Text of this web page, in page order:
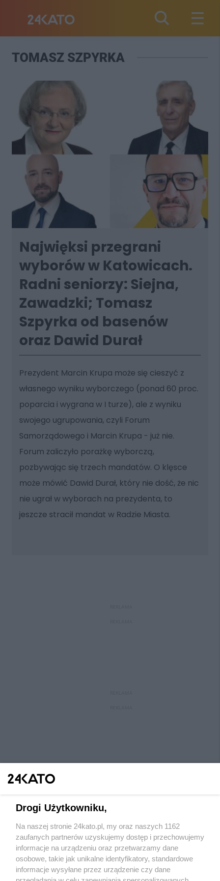
TOMASZ SZPYRKA
Najwięksi przegrani
wyborów w Katowicach.
Radni seniorzy: Siejna,
Zawadzki; Tomasz
Szpyrka od basenów
oraz Dawid Durał
Prezydent Marcin Krupa może się cieszyć z
własnego wyniku wyborczego (ponad 60 proc.
poparcia i wygrana w I turze), ale z wyniku
swojego ugrupowania, czyli Forum
Samorządowego i Marcin Krupa - już nie.
Forum zaliczyło porażkę wyborczą,
pozbywając się trzech mandatów. O klęsce
może mówić Dawid Durał, który nie dość, że nic
nie ugrał w wyborach na prezydenta, to
jeszcze stracił mandat w Radzie Miasta.
Wydawca mediów lokalnych
Drogi Użytkowniku,
Na naszej stronie 24kato.pl, my oraz naszych 1162
zaufanych partnerów uzyskujemy dostęp i przechowujemy
informacje na urządzeniu oraz przetwarzamy dane
osobowe, takie jak unikalne identyfikatory, standardowe
informacje wysyłane przez urządzenie czy dane